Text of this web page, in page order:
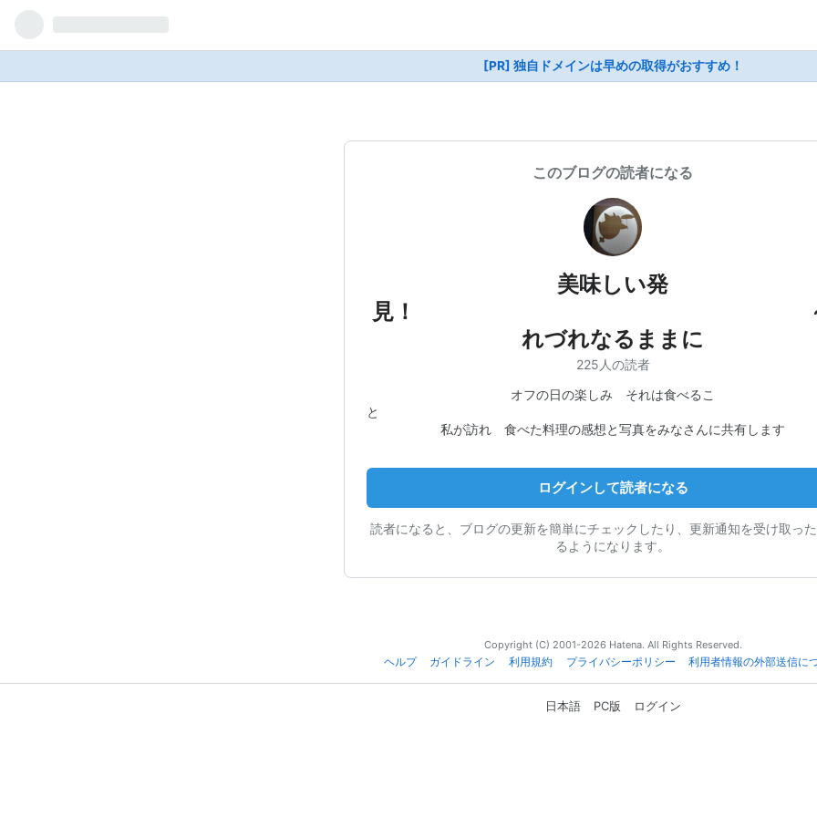
[PR] 独自ドメインは早めの取得がおすすめ！
このブログの読者になる
美味しい発
見！ ～
れづれなるままに
225人の読者
オフの日の楽しみ それは食べるこ
私が訪れ 食べた料理の感想と写真をみなさんに共有します
ログインして読者になる
読者になると、ブログの更新を簡単にチェックしたり、更新通知を受け取っ
るようになります。
Copyright (C) 2001-2026 Hatena. All Rights Reserved.
ヘルプ
ガイドライン 利用規約 プライバシーポリシー 利用者情報の外部送信に
日本語 PC版 ログイン